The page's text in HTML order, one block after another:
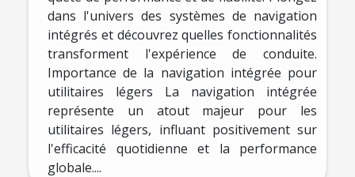
dans l'univers des systèmes de navigation
intégrés et découvrez quelles fonctionnalités
transforment l'expérience de conduite.
Importance de la navigation intégrée pour
utilitaires légers La navigation intégrée
représente un atout majeur pour les
utilitaires légers, influant positivement sur
l'efficacité quotidienne et la performance
globale....